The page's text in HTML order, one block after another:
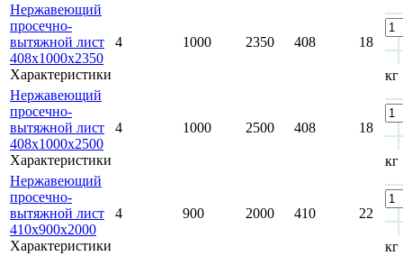
Нержавеющий
просечно-
вытяжной лист
408х1000х2350
Характеристики
4 1000 2350 408 18
кг
Нержавеющий
просечно-
вытяжной лист
408х1000х2500
Характеристики
4 1000 2500 408 18
кг
Нержавеющий
просечно-
вытяжной лист
410х900х2000
Характеристики
4 900 2000 410 22
кг